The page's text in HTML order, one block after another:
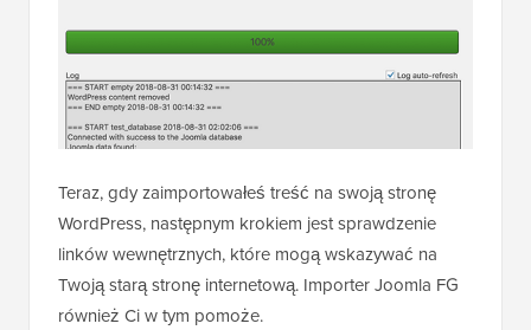
Teraz, gdy zaimportowałeś treść na swoją stronę
WordPress, następnym krokiem jest sprawdzenie
linków wewnętrznych, które mogą wskazywać na
Twoją starą stronę internetową. Importer Joomla FG
również Ci w tym pomoże.